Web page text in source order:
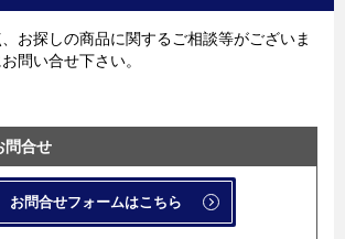
お探しの商品に関するご相談等がございま
問い合せ下さい。
問合せ
お問合せフォームはこちら